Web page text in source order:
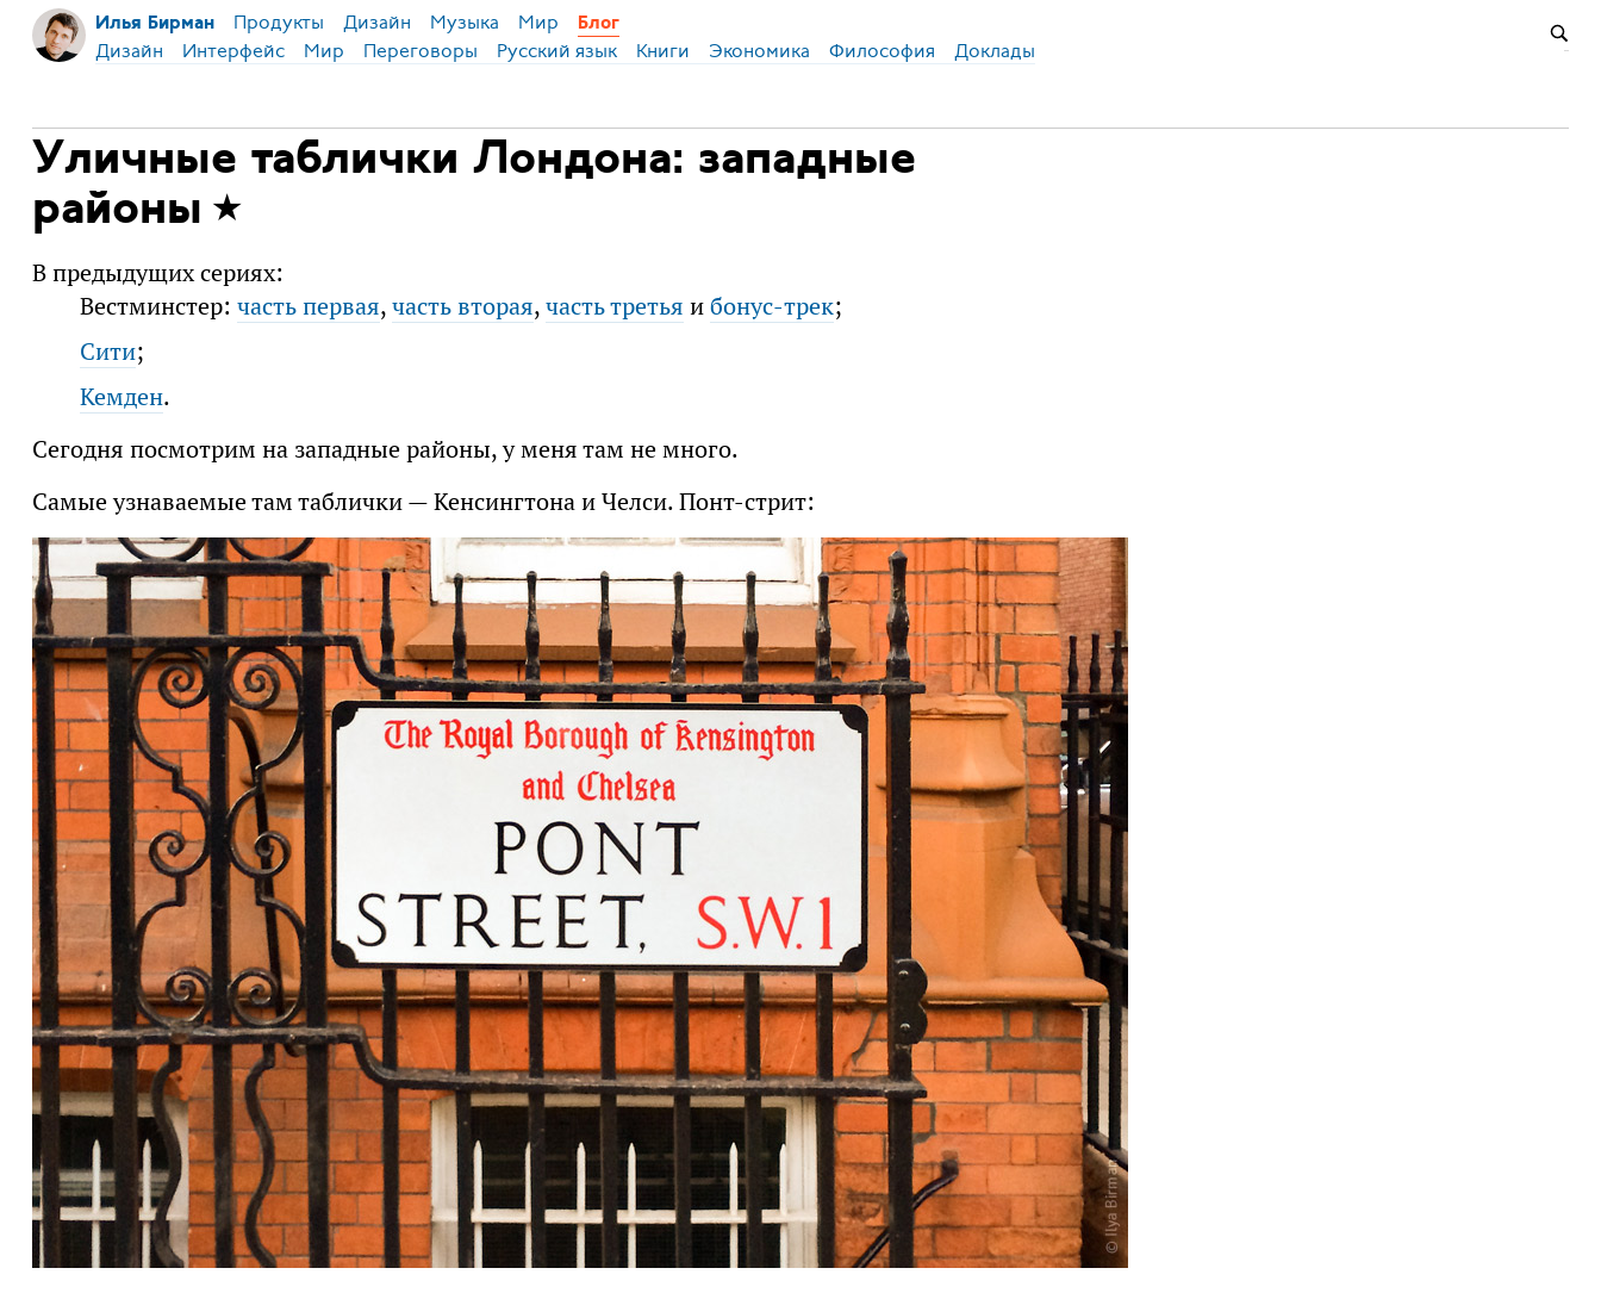
Илья Бирман Продукты Дизайн Музыка Мир Блог
Дизайн Интерфейс Мир Переговоры Русский язык Книги Экономика Философия Доклады
Уличные таблички Лондона: западные
районы
В предыдущих сериях:
Вестминстер: часть первая,часть вторая,часть третья ибонус-трек;
Сити;
Кемден.
Сегодня посмотрим на западные районы, у меня там не много.
Самые узнаваемые там таблички — Кенсингтона и Челси. Понт-стрит: